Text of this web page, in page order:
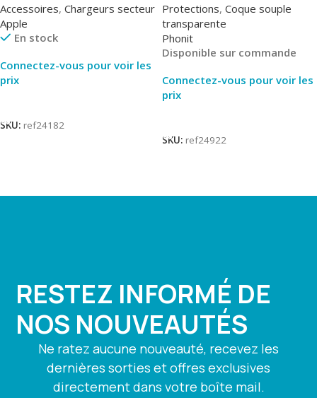
Accessoires, Chargeurs secteur
Apple
En stock
Connectez-vous pour voir les
prix
SKU: ref24182
Protections, Coque souple
transparente
Phonit
Disponible sur commande
Connectez-vous pour voir les
prix
SKU: ref24922
RESTEZ INFORMÉ DE
NOS NOUVEAUTÉS
Ne ratez aucune nouveauté, recevez les
dernières sorties et offres exclusives
directement dans votre boîte mail.